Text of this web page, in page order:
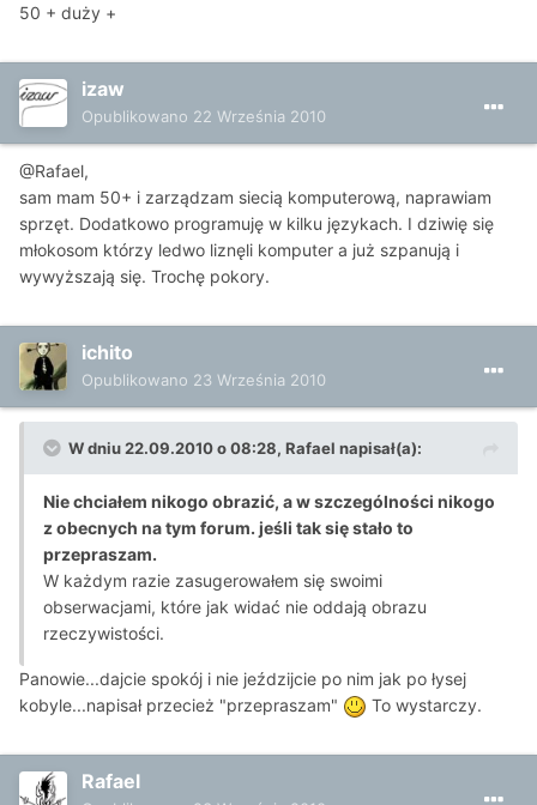
50 + duży +
izaw
Opublikowano 22 Września 2010
@Rafael,
sam mam 50+ i zarządzam siecią komputerową, naprawiam
sprzęt. Dodatkowo programuję w kilku językach. I dziwię się
młokosom którzy ledwo liznęli komputer a już szpanują i
wywyższają się. Trochę pokory.
ichito
Opublikowano 23 Września 2010
W dniu 22.09.2010 o 08:28, Rafael napisał(a):
Nie chciałem nikogo obrazić, a w szczególności nikogo
z obecnych na tym forum. jeśli tak się stało to
przepraszam.
W każdym razie zasugerowałem się swoimi
obserwacjami, które jak widać nie oddają obrazu
rzeczywistości.
Panowie...dajcie spokój i nie jeździjcie po nim jak po łysej
kobyle...napisał przecież "przepraszam"
To wystarczy.
Rafael